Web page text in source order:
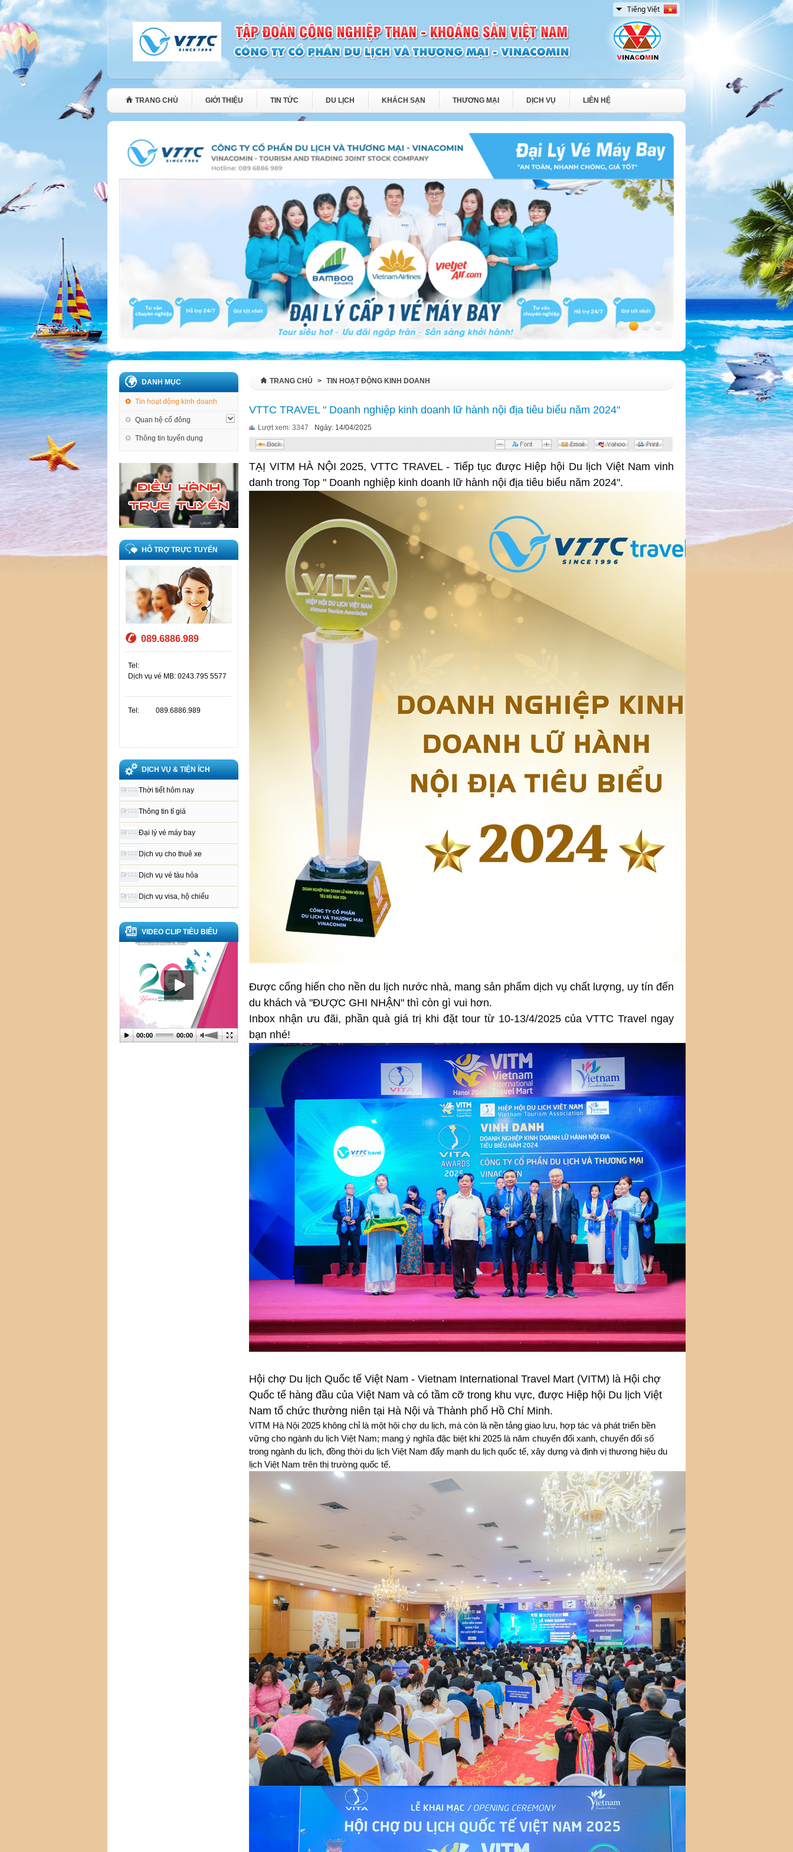
TRANG CHỦ GIỚI THIỆU TIN TỨC DU LỊCH KHÁCH SẠN THƯƠNG MẠI DỊCH VỤ LIÊN HỆ
DANH MỤC
Tin hoạt động kinh doanh
Quan hệ cổ đông
Thông tin tuyển dụng
HỖ TRỢ TRỰC TUYẾN
089.6886.989
Tel:
Dịch vụ vé MB: 0243.795 5577
Tel: 089.6886.989
DỊCH VỤ & TIỆN ÍCH
Thời tiết hôm nay
Thông tin tỉ giá
Đại lý vé máy bay
Dịch vụ cho thuê xe
Dịch vụ vé tàu hỏa
Dịch vụ visa, hộ chiếu
VIDEO CLIP TIÊU BIỂU
00:00 00:00
TRANG CHỦ > TIN HOẠT ĐỘNG KINH DOANH
VTTC TRAVEL " Doanh nghiệp kinh doanh lữ hành nội địa tiêu biểu năm 2024"
Lượt xem: 3347 Ngày: 14/04/2025
TẠỊ VITM HÀ NỘI 2025, VTTC TRAVEL - Tiếp tục được Hiệp hội Du lịch Việt Nam vinh
danh trong Top " Doanh nghiệp kinh doanh lữ hành nội địa tiêu biểu năm 2024".
Được cống hiến cho nền du lịch nước nhà, mang sản phẩm dịch vụ chất lượng, uy tín đến
du khách và "ĐƯỢC GHI NHẬN" thì còn gì vui hơn.
Inbox nhận ưu đãi, phần quà giá trị khi đặt tour từ 10-13/4/2025 của VTTC Travel ngay
bạn nhé!
Hội chợ Du lịch Quốc tế Việt Nam - Vietnam International Travel Mart (VITM) là Hội chợ
Quốc tế hàng đầu của Việt Nam và có tầm cỡ trong khu vực, được Hiệp hội Du lịch Việt
Nam tổ chức thường niên tại Hà Nội và Thành phố Hồ Chí Minh.
VITM Hà Nội 2025 không chỉ là một hội chợ du lịch, mà còn là nền tảng giao lưu, hợp tác và phát triển bền
vững cho ngành du lịch Việt Nam; mang ý nghĩa đặc biệt khi 2025 là năm chuyển đổi xanh, chuyển đổi số
trong ngành du lịch, đồng thời du lịch Việt Nam đẩy mạnh du lịch quốc tế, xây dựng và định vị thương hiệu du
lịch Việt Nam trên thị trường quốc tế.